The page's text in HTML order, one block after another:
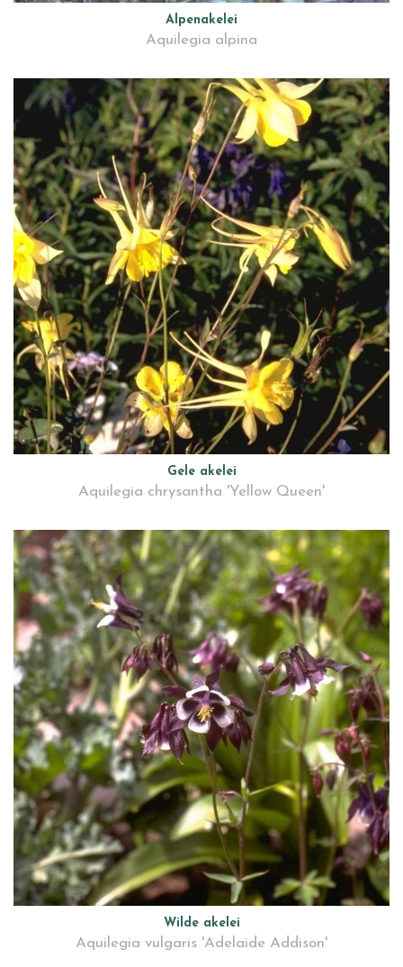
Alpenakelei
Aquilegia alpina
Gele akelei
Aquilegia chrysantha 'Yellow Queen'
Wilde akelei
Aquilegia vulgaris 'Adelaide Addison'